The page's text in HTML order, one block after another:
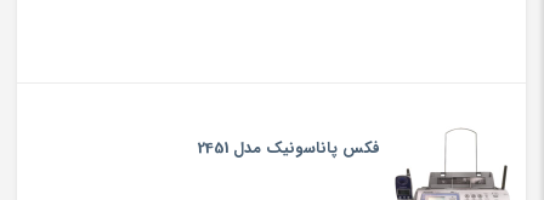
فکس پاناسونیک مدل 2451